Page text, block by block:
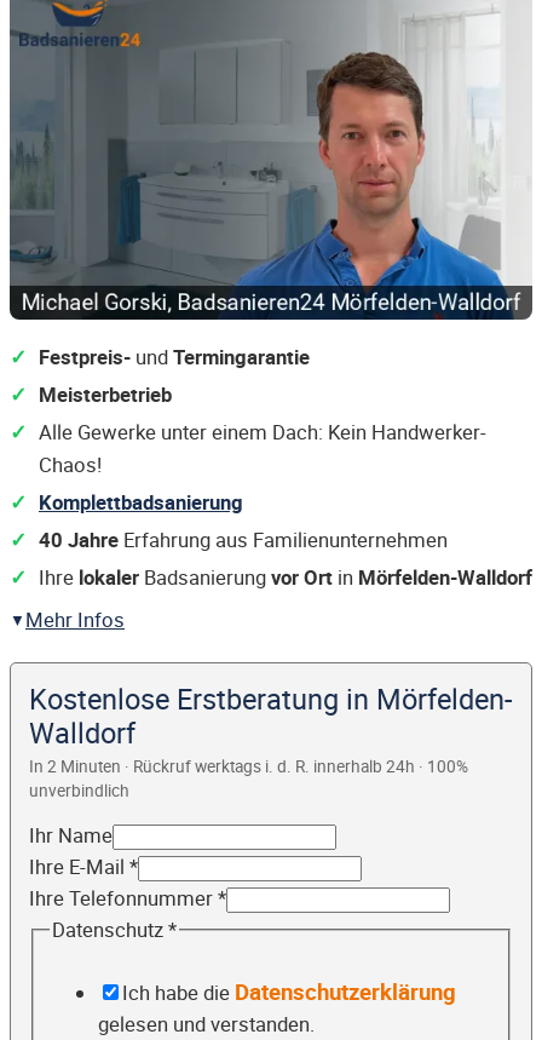
Festpreis- undTermingarantie
Meisterbetrieb
Alle Gewerke unter einem Dach: Kein Handwerker-
Chaos!
Komplettbadsanierung
40 Jahre Erfahrung aus Familienunternehmen
Ihre lokaler Badsanierungvor Ort in Mörfelden-Walldorf
Mehr Infos
Kostenlose Erstberatung in Mörfelden-
Walldorf
In 2 Minuten · Rückruf werktags i. d. R. innerhalb 24h · 100%
unverbindlich
Ihr Name
Ihre E-Mail *
Ihre Telefonnummer*
Datenschutz*
Ich habe die Datenschutzerklärung
gelesen und verstanden.